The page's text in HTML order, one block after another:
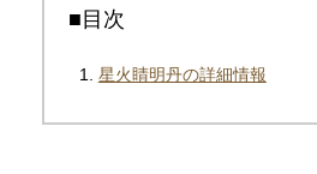
■目次
星火睛明丹の詳細情報